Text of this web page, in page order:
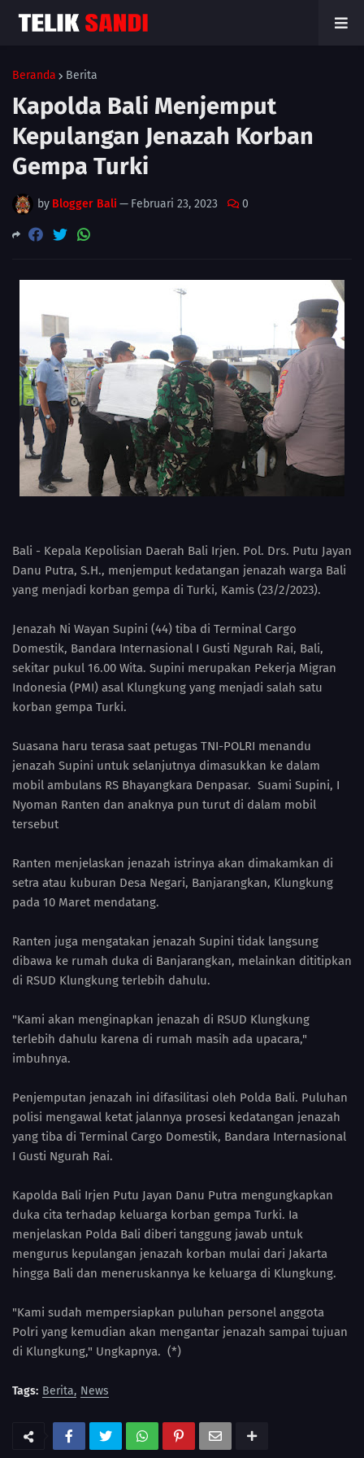
Beranda Berita
Kapolda Bali Menjemput
Kepulangan Jenazah Korban
Gempa Turki
by Blogger Bali — Februari 23, 2023 0
Bali - Kepala Kepolisian Daerah Bali Irjen. Pol. Drs. Putu Jayan
Danu Putra, S.H., menjemput kedatangan jenazah warga Bali
yang menjadi korban gempa di Turki, Kamis (23/2/2023).
Jenazah Ni Wayan Supini (44) tiba di Terminal Cargo
Domestik, Bandara Internasional I Gusti Ngurah Rai, Bali,
sekitar pukul 16.00 Wita. Supini merupakan Pekerja Migran
Indonesia (PMI) asal Klungkung yang menjadi salah satu
korban gempa Turki.
Suasana haru terasa saat petugas TNI-POLRI menandu
jenazah Supini untuk selanjutnya dimasukkan ke dalam
mobil ambulans RS Bhayangkara Denpasar. Suami Supini, I
Nyoman Ranten dan anaknya pun turut di dalam mobil
tersebut
Ranten menjelaskan jenazah istrinya akan dimakamkan di
setra atau kuburan Desa Negari, Banjarangkan, Klungkung
pada 10 Maret mendatang.
Ranten juga mengatakan jenazah Supini tidak langsung
dibawa ke rumah duka di Banjarangkan, melainkan dititipkan
di RSUD Klungkung terlebih dahulu.
"Kami akan menginapkan jenazah di RSUD Klungkung
terlebih dahulu karena di rumah masih ada upacara,"
imbuhnya.
Penjemputan jenazah ini difasilitasi oleh Polda Bali. Puluhan
polisi mengawal ketat jalannya prosesi kedatangan jenazah
yang tiba di Terminal Cargo Domestik, Bandara Internasional
I Gusti Ngurah Rai.
Kapolda Bali Irjen Putu Jayan Danu Putra mengungkapkan
duka cita terhadap keluarga korban gempa Turki. Ia
menjelaskan Polda Bali diberi tanggung jawab untuk
mengurus kepulangan jenazah korban mulai dari Jakarta
hingga Bali dan meneruskannya ke keluarga di Klungkung.
"Kami sudah mempersiapkan puluhan personel anggota
Polri yang kemudian akan mengantar jenazah sampai tujuan
di Klungkung," Ungkapnya. (*)
Tags: Berita News